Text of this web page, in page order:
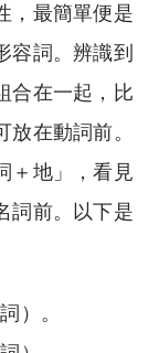
，最簡單便是
容詞。辨識到
合在一起，比
在動詞前。
＋地」，看見
詞前。以下是
）。